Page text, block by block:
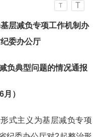
T T
层减负专项工作机制办
委办公厅
负典型问题的情况通报
月）
式主义为基层减负专项